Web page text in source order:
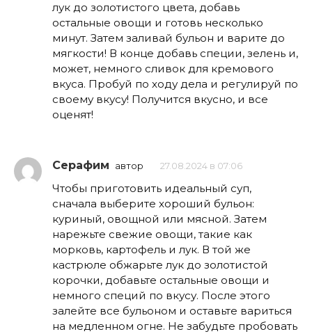
лук до золотистого цвета, добавь
остальные овощи и готовь несколько
минут. Затем заливай бульон и варите до
мягкости! В конце добавь специи, зелень и,
может, немного сливок для кремового
вкуса. Пробуй по ходу дела и регулируй по
своему вкусу! Получится вкусно, и все
оценят!
Серафим автор 27.08.2024 в 07:06
Чтобы приготовить идеальный суп,
сначала выберите хороший бульон:
куриный, овощной или мясной. Затем
нарежьте свежие овощи, такие как
морковь, картофель и лук. В той же
кастрюле обжарьте лук до золотистой
корочки, добавьте остальные овощи и
немного специй по вкусу. После этого
залейте все бульоном и оставьте вариться
на медленном огне. Не забудьте пробовать